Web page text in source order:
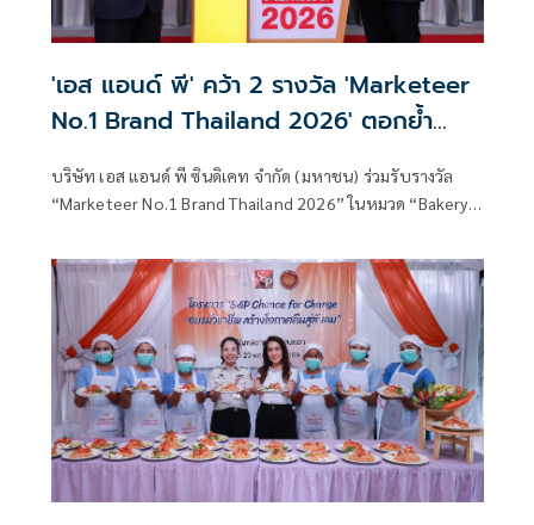
'เอส แอนด์ พี' คว้า 2 รางวัล 'Marketeer
No.1 Brand Thailand 2026' ตอกย้ำ
ต่อยอดแบรนด์อาหารและเบเกอรี่ ของไทย
บริษัท เอส แอนด์ พี ซินดิเคท จำกัด (มหาชน) ร่วมรับรางวัล
“Marketeer No.1 Brand Thailand 2026” ในหมวด “Bakery
ปีที่ 3